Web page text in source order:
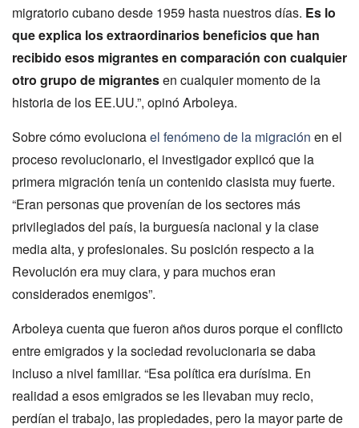
migratorio cubano desde 1959 hasta nuestros días. Es lo
que explica los extraordinarios beneficios que han
recibido esos migrantes en comparación con cualquier
otro grupo de migrantesen cualquier momento de la
historia de los EE.UU.”, opinó Arboleya.
Sobre cómo evolucionael fenómeno de la migración en el
proceso revolucionario, el investigador explicó que la
primera migración tenía un contenido clasista muy fuerte.
“Eran personas que provenían de los sectores más
privilegiados del país, la burguesía nacional y la clase
media alta, y profesionales. Su posición respecto a la
Revolución era muy clara, y para muchos eran
considerados enemigos”.
Arboleya cuenta que fueron años duros porque el conflicto
entre emigrados y la sociedad revolucionaria se daba
incluso a nivel familiar. “Esa política era durísima. En
realidad a esos emigrados se les llevaban muy recio,
perdían el trabajo, las propiedades, pero la mayor parte de